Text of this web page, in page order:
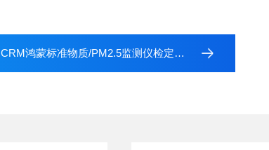
CRM鸿蒙标准物质/PM2.5监测仪检定用标准物质GBW13642-空气动力学当量直径1.5μm；固含量10%-10mL